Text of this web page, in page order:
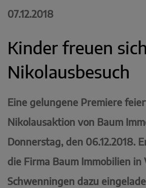
07.12.2018
Kinder freuen
Nikolausbesuch
Eine gelungene Premiere
Nikolausaktion von Baum
Donnerstag, den 06.12.2018.
die Firma Baum Immobilien in
Schwenningen dazu